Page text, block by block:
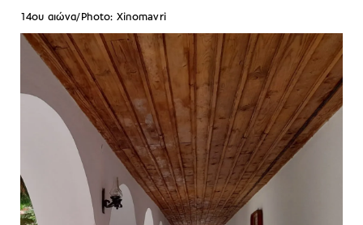
14ου αιώνα/Photo: Xinomavri